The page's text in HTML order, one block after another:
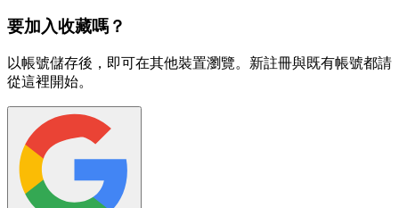
要加入收藏嗎？
以帳號儲存後，即可在其他裝置瀏覽。新註冊與既有帳號都請
從這裡開始。